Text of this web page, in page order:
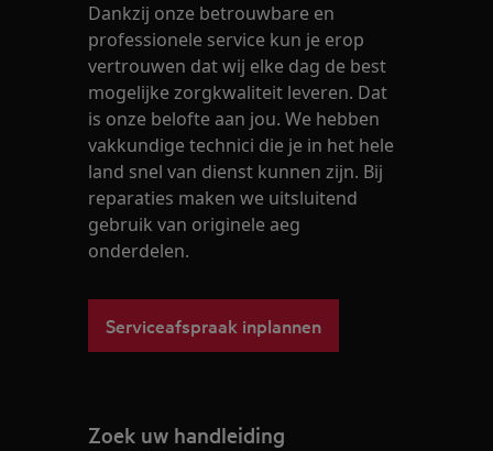
Dankzij onze betrouwbare en
professionele service kun je erop
vertrouwen dat wij elke dag de best
mogelijke zorgkwaliteit leveren. Dat
is onze belofte aan jou. We hebben
vakkundige technici die je in het hele
land snel van dienst kunnen zijn. Bij
reparaties maken we uitsluitend
gebruik van originele aeg
onderdelen.
Serviceafspraak inplannen
Zoek uw handleiding